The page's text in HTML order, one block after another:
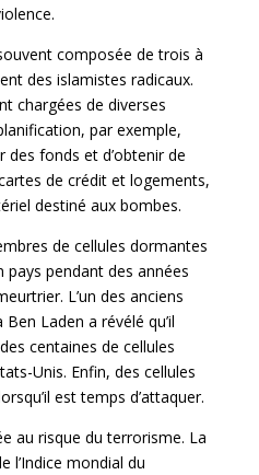
composée de trois à
des islamistes radicaux.
chargées de diverses
par exemple,
fonds et d’obtenir de
de crédit et logements,
destiné aux bombes.
de cellules dormantes
pays pendant des années
L’un des anciens
Laden a révélé qu’il
centaines de cellules
Unis. Enfin, des cellules
est temps d’attaquer.
au risque du terrorisme. La
l’Indice mondial du